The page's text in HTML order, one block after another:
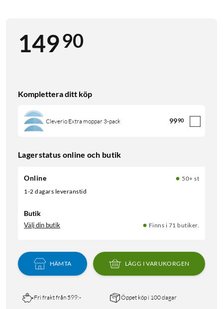
14990
Komplettera ditt köp
Cleverio Extra moppar 3-pack 9990
Lagerstatus online och butik
Online
50+ st
1-2 dagars leveranstid
Butik
Välj din butik Finns i 71 butiker.
HÄMTA LÄGG I VARUKORGEN
Fri frakt från 599:- Öppet köp i 100 dagar